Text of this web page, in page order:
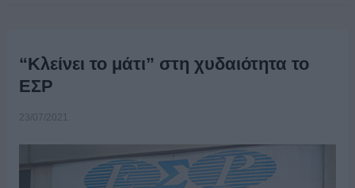
“Κλείνει το μάτι” στη χυδαιότητα το
ΕΣΡ
23/07/2021